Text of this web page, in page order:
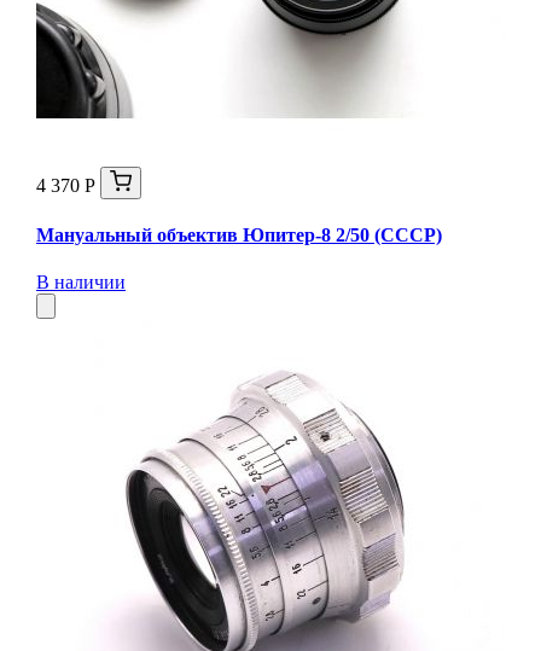
4 370 Р
Мануальный объектив Юпитер-8 2/50 (СССР)
В наличии